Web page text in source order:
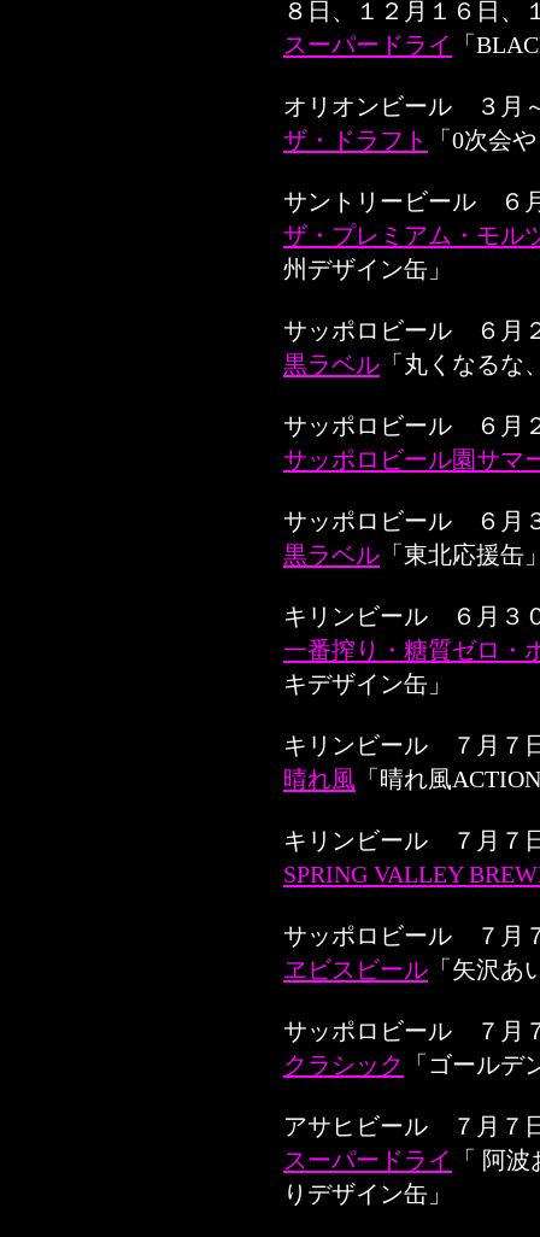
８日、１２月１６日、
スーパードライ
「
オリオンビール ３月
ザ・ドラフト
「0次会
サントリービール ６
ザ・プレミアム・モル
州デザイン缶」
サッポロビール ６月
黒ラベル 「丸くなる
サッポロビール ６月
サッポロビール園サマ
サッポロビール ６月
黒ラベル 「東北応援缶
キリンビール ６月３
一番搾り・糖質ゼロ・
キデザイン缶」
キリンビール ７月７
晴れ風 「晴れ風
キリンビール ７月７
SPRING VALLEY
サッポロビール ７月
ヱビスビール 「矢沢
サッポロビール ７月
クラシック
「ゴール
アサヒビール ７月７
スーパードライ
「 阿
りデザイン缶」